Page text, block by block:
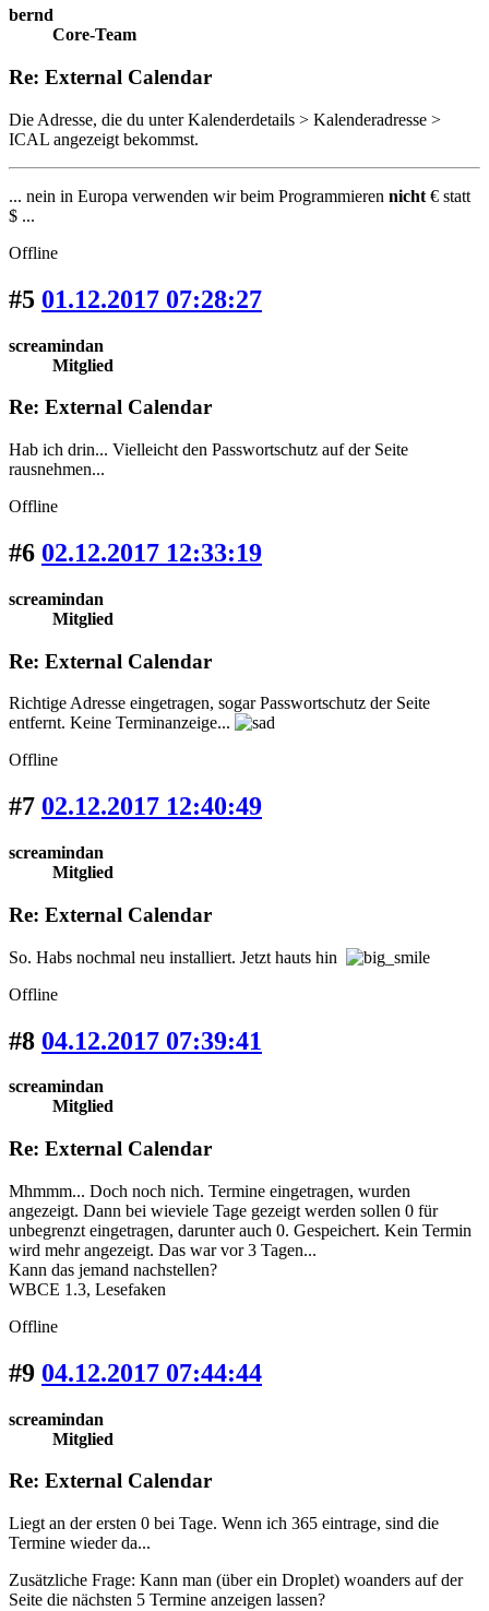
bernd
Core-Team
Re: External Calendar
Die Adresse, die du unter Kalenderdetails > Kalenderadresse >
ICAL angezeigt bekommst.
... nein in Europa verwenden wir beim Programmieren nicht € statt
$ ...
Offline
#5 01.12.2017 07:28:27
screamindan
Mitglied
Re: External Calendar
Hab ich drin... Vielleicht den Passwortschutz auf der Seite
rausnehmen...
Offline
#6 02.12.2017 12:33:19
screamindan
Mitglied
Re: External Calendar
Richtige Adresse eingetragen, sogar Passwortschutz der Seite
entfernt. Keine Terminanzeige...
Offline
#7 02.12.2017 12:40:49
screamindan
Mitglied
Re: External Calendar
So. Habs nochmal neu installiert. Jetzt hauts hin
Offline
#8 04.12.2017 07:39:41
screamindan
Mitglied
Re: External Calendar
Mhmmm... Doch noch nich. Termine eingetragen, wurden
angezeigt. Dann bei wieviele Tage gezeigt werden sollen 0 für
unbegrenzt eingetragen, darunter auch 0. Gespeichert. Kein Termin
wird mehr angezeigt. Das war vor 3 Tagen...
Kann das jemand nachstellen?
WBCE 1.3, Lesefaken
Offline
#9 04.12.2017 07:44:44
screamindan
Mitglied
Re: External Calendar
Liegt an der ersten 0 bei Tage. Wenn ich 365 eintrage, sind die
Termine wieder da...
Zusätzliche Frage: Kann man (über ein Droplet) woanders auf der
Seite die nächsten 5 Termine anzeigen lassen?